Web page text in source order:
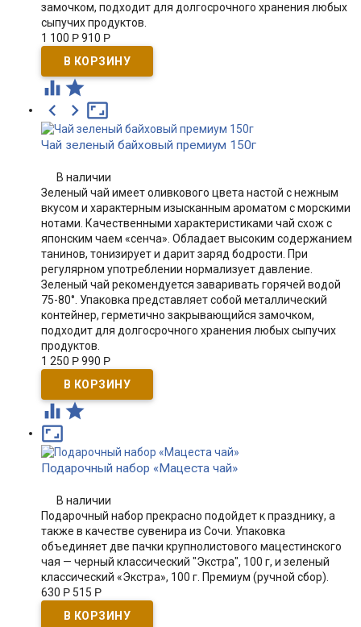
замочком, подходит для долгосрочного хранения любых
сыпучих продуктов.
1 100 Р 910 Р
 

 
Чай зеленый байховый премиум 150г
В наличии
Зеленый чай имеет оливкового цвета настой с нежным
вкусом и характерным изысканным ароматом с морскими
нотами. Качественными характеристиками чай схож с
японским чаем «сенча». Обладает высоким содержанием
танинов, тонизирует и дарит заряд бодрости. При
регулярном употреблении нормализует давление.
Зеленый чай рекомендуется заваривать горячей водой
75-80°. Упаковка представляет собой металлический
контейнер, герметично закрывающийся замочком,
подходит для долгосрочного хранения любых сыпучих
продуктов.
1 250 Р 990 Р
 

Подарочный набор «Мацеста чай»
В наличии
Подарочный набор прекрасно подойдет к празднику, а
также в качестве сувенира из Сочи. Упаковка
объединяет две пачки крупнолистового мацестинского
чая — черный классический "Экстра", 100 г, и зеленый
классический «Экстра», 100 г. Премиум (ручной сбор).​
630 Р 515 Р